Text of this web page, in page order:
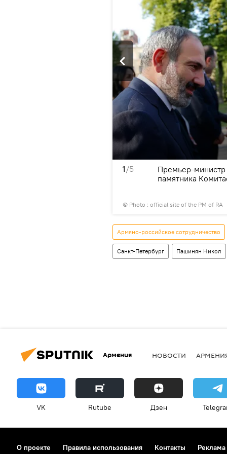
1/5
© Photo : official site of the PM of RA
Премьер-
памятника
Армяно-российское сотрудничество
Санкт-Петербург Пашинян Никол
Армения НОВОСТИ
VK Rutube Дзен
О проекте Правила использования Контакты Реклама